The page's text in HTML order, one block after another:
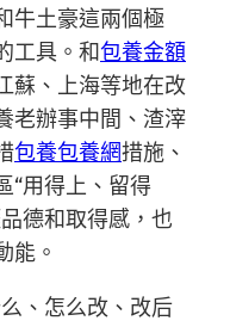
牛土豪這兩個極
工具。和包養金額
蘇、上海等地在改
老辦事中間、渣滓
包養包養網措施、
“用得上、留得
德和取得感，也
能。
、怎么改、改后